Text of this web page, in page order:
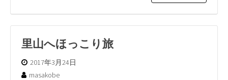
里山へほっこり旅
2017年3月24日
masakobe